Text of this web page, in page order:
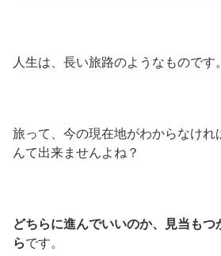
人生は、長い旅路のようなものです。
旅って、今の現在地がわからなけれ
んて出来ませんよね？
どちらに進んでいいのか、見当も
らです。